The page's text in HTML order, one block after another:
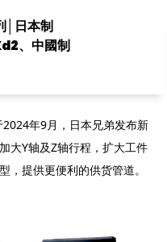
│日本制
、中國制
年9月，日本兄弟发布新
大Y轴及Z轴行程，扩大工件
，提供更便利的供货管道。